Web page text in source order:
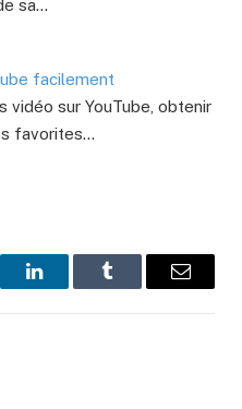
sa…
facilement
vidéo sur YouTube, obtenir
favorites…
LinkedInTumblr
E-